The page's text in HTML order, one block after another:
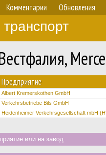
Комментарии Обновления
Предприятие
Albert Kremerskothen GmbH
Verkehrsbetriebe Bils GmbH
Heidenheimer Verkehrsgesellschaft mbH
или на завод